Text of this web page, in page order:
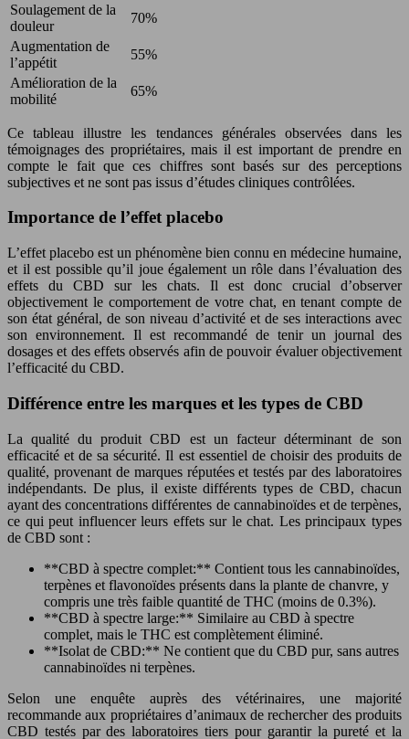
Soulagement de la
douleur
70%
Augmentation de
l’appétit
55%
Amélioration de la
mobilité
65%
Ce tableau illustre les tendances générales observées dans les
témoignages des propriétaires, mais il est important de prendre en
compte le fait que ces chiffres sont basés sur des perceptions
subjectives et ne sont pas issus d’études cliniques contrôlées.
Importance de l’effet placebo
L’effet placebo est un phénomène bien connu en médecine humaine,
et il est possible qu’il joue également un rôle dans l’évaluation des
effets du CBD sur les chats. Il est donc crucial d’observer
objectivement le comportement de votre chat, en tenant compte de
son état général, de son niveau d’activité et de ses interactions avec
son environnement. Il est recommandé de tenir un journal des
dosages et des effets observés afin de pouvoir évaluer objectivement
l’efficacité du CBD.
Différence entre les marques et les types de CBD
La qualité du produit CBD est un facteur déterminant de son
efficacité et de sa sécurité. Il est essentiel de choisir des produits de
qualité, provenant de marques réputées et testés par des laboratoires
indépendants. De plus, il existe différents types de CBD, chacun
ayant des concentrations différentes de cannabinoïdes et de terpènes,
ce qui peut influencer leurs effets sur le chat. Les principaux types
de CBD sont :
**CBD à spectre complet:** Contient tous les cannabinoïdes,
terpènes et flavonoïdes présents dans la plante de chanvre, y
compris une très faible quantité de THC (moins de 0.3%).
**CBD à spectre large:** Similaire au CBD à spectre
complet, mais le THC est complètement éliminé.
**Isolat de CBD:** Ne contient que du CBD pur, sans autres
cannabinoïdes ni terpènes.
Selon une enquête auprès des vétérinaires, une majorité
recommande aux propriétaires d’animaux de rechercher des produits
CBD testés par des laboratoires tiers pour garantir la pureté et la